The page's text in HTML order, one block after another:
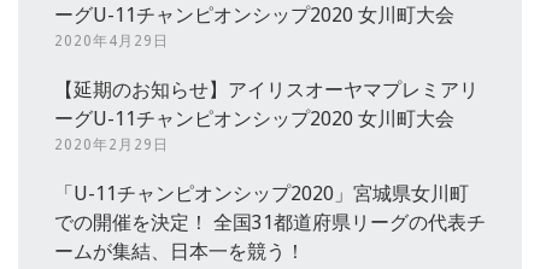
ーグU-11チャンピオンシップ2020 女川町大会
2020年4月29日
【延期のお知らせ】アイリスオーヤマプレミアリ
ーグU-11チャンピオンシップ2020 女川町大会
2020年2月29日
「U-11チャンピオンシップ2020」宮城県女川町
での開催を決定！ 全国31都道府県リーグの代表チ
ームが集結、日本一を競う！